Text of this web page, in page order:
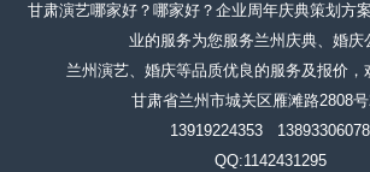
甘肃演艺哪家好？哪家好？企业周年庆典策划方
业的服务为您服务兰州庆典、婚庆
兰州演艺、婚庆等品质优良的服务及报价，
甘肃省兰州市城关区雁滩路2808
13919224353 13893306078
QQ:1142431295